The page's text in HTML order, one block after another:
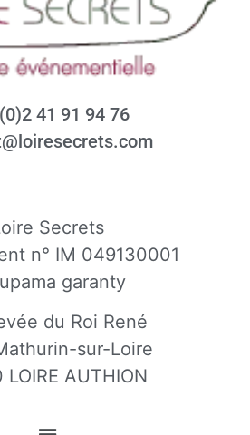
41 91 94 76
Secrets
n° IM 049130001
garanty
du Roi René
sur-Loire
AUTHION